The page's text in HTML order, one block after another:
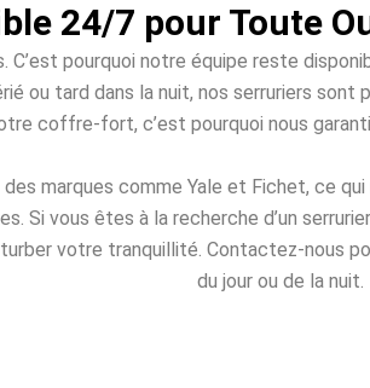
24/7 pour Toute
C’est pourquoi notre équipe reste
ou tard dans la nuit, nos serruriers
coffre-fort, c’est pourquoi nous
marques comme Yale et Fichet, ce
Si vous êtes à la recherche d’un
votre tranquillité. Contactez-nous
du jour ou de la nuit.